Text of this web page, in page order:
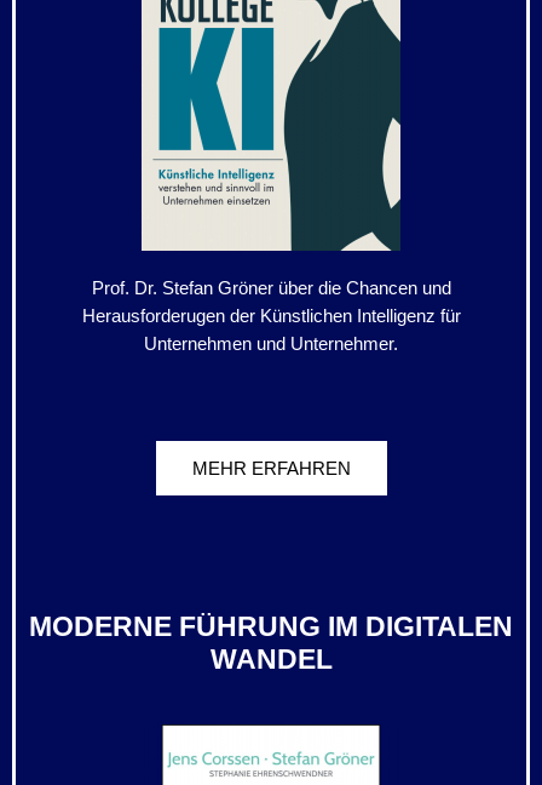
Prof. Dr. Stefan Gröner über die Chancen und
Herausforderugen der Künstlichen Intelligenz für
Unternehmen und Unternehmer.
MEHR ERFAHREN
MODERNE FÜHRUNG IM DIGITALEN
WANDEL